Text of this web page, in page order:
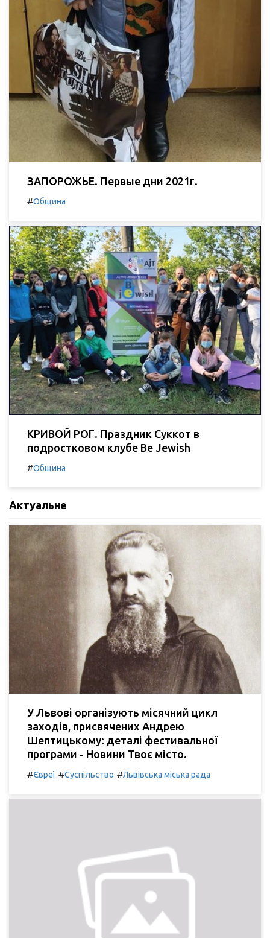
ЗАПОРОЖЬЕ. Первые дни 2021г.
#Община
КРИВОЙ РОГ. Праздник Суккот в
подростковом клубе Be Jewish
#Община
Актуальне
У Львові організують місячний цикл
заходів, присвячених Андрею
Шептицькому: деталі фестивальної
програми - Новини Твоє місто.
#Євреї #Суспільство #Львівська міська рада